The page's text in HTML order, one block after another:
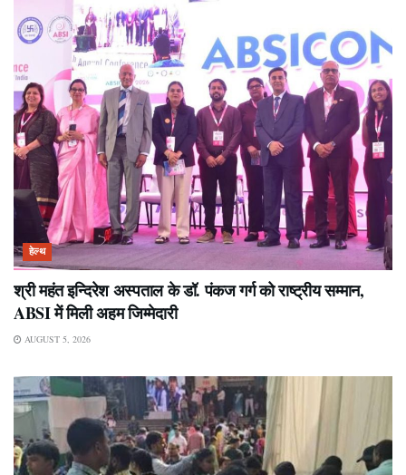
हेल्थ
श्री महंत इन्दिरेश अस्पताल के डॉ. पंकज गर्ग को राष्ट्रीय सम्मान,
ABSI में मिली अहम जिम्मेदारी
AUGUST 5, 2026